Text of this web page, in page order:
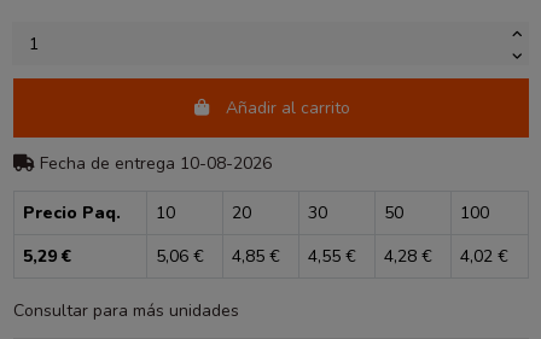
Añadir al carrito
Fecha de entrega 10-08-2026
Precio Paq. 10 20 30 50
100
5,29 €
5,06 € 4,85 € 4,55 € 4,28 € 4,02 €
Consultar para más unidades